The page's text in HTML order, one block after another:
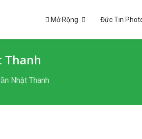
Mở Rộng Đức Tin
Thanh
Nhật Thanh